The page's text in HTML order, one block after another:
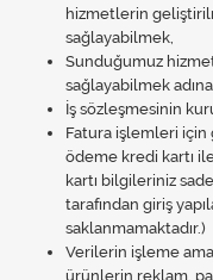
hizmetlerin
sağlayabilmek,
Sunduğumuz
sağlayabilmek
İş sözleşmesinin
Fatura işlemleri
ödeme kredi kartı
kartı bilgileriniz
tarafından giriş
saklanmamaktadır.)
Verilerin işleme
ürünlerin reklam,